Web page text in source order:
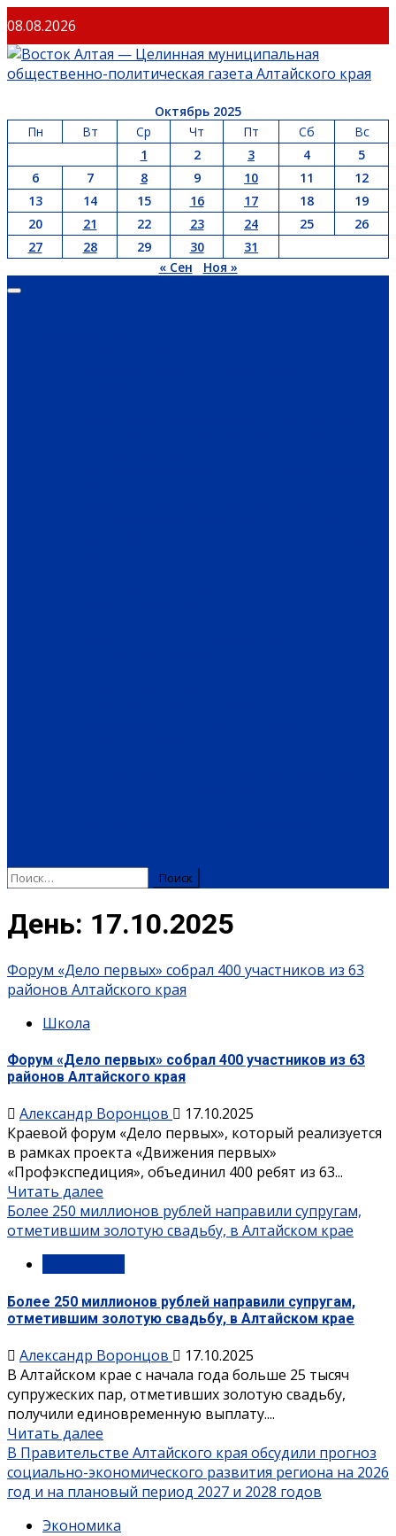
Перейти
к
содержимому
08.08.2026
Октябрь 2025
Пн
Вт Ср Чт Пт Сб
Вс
1
2 3 4
5
6
7 8 9 10 11
12
13
14 15 16 17 18
19
20
21 22 23 24 25
26
27
28 29 30
31
« Сен
Ноя »
Основное
Найти:
День: 17.10.2025
Форум «Дело первых» собрал 400 участников из 63
районов Алтайского края
Школа
Форум «Дело первых» собрал 400 участников из 63
районов Алтайского края
Александр Воронцов
17.10.2025
Краевой форум «Дело первых», который реализуется
в рамках проекта «Движения первых»
«Профэкспедиция», объединил 400 ребят из 63...
Читать далее
Более 250 миллионов рублей направили супругам,
отметившим золотую свадьбу, в Алтайском крае
Более 250 миллионов рублей направили супругам,
отметившим золотую свадьбу, в Алтайском крае
Александр Воронцов
17.10.2025
В Алтайском крае с начала года больше 25 тысяч
супружеских пар, отметивших золотую свадьбу,
получили единовременную выплату....
Читать далее
В Правительстве Алтайского края обсудили прогноз
социально-экономического развития региона на 2026
год и на плановый период 2027 и 2028 годов
Экономика